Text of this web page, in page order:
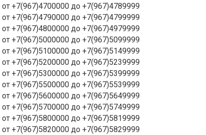
от +7(967)4700000 до +7(967)4789999
от +7(967)4790000 до +7(967)4799999
от +7(967)4800000 до +7(967)4979999
от +7(967)5000000 до +7(967)5099999
от +7(967)5100000 до +7(967)5149999
от +7(967)5200000 до +7(967)5239999
от +7(967)5300000 до +7(967)5399999
от +7(967)5500000 до +7(967)5539999
от +7(967)5600000 до +7(967)5649999
от +7(967)5700000 до +7(967)5749999
от +7(967)5800000 до +7(967)5819999
от +7(967)5820000 до +7(967)5829999